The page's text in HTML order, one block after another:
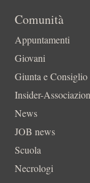
Comunità
Appuntamenti
Giovani
Giunta e Consiglio
Insider-
News
JOB news
Scuola
Necrologi